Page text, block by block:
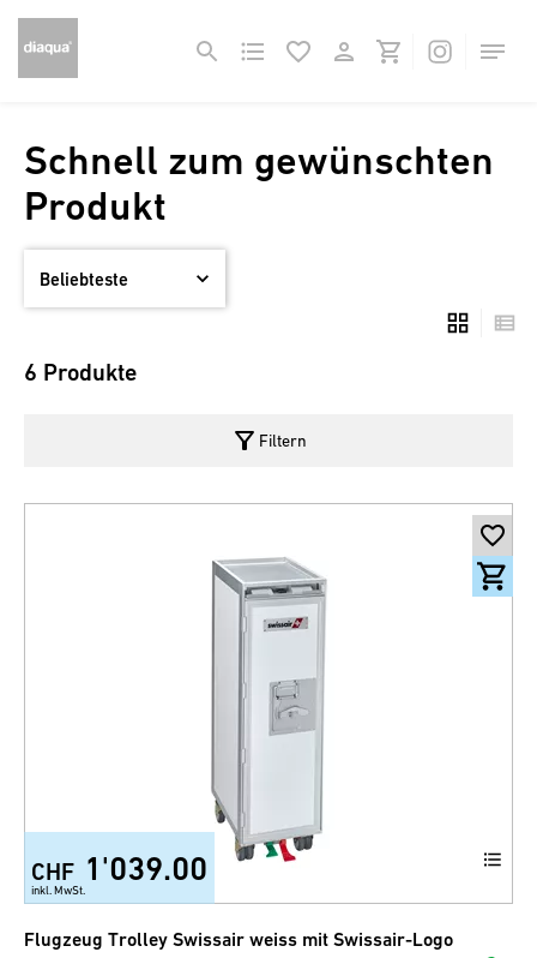
Schnell zum gewünschten
Produkt
6 Produkte
filter_alt Filtern
CHF 1'039.00
inkl. MwSt.
Flugzeug Trolley Swissair weiss mit Swissair-Logo